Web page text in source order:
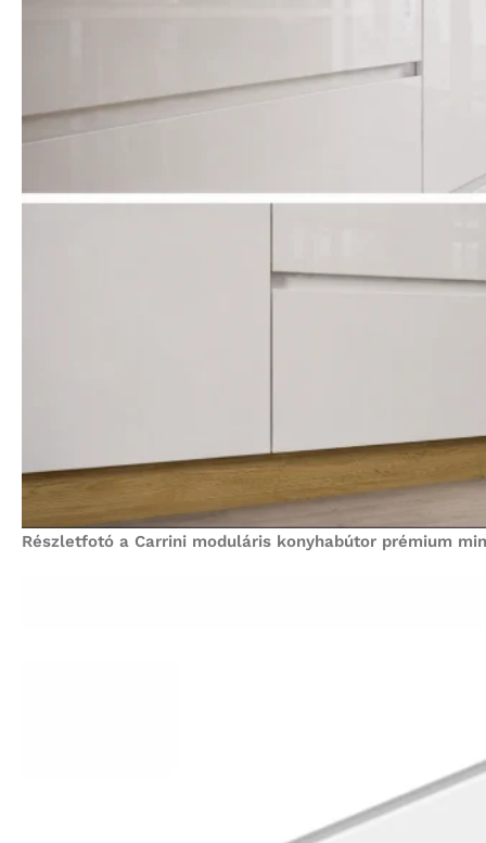
Részletfotó a Carrini moduláris konyhabútor prémium